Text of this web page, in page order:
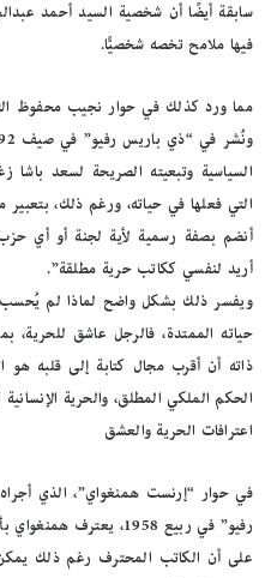
سابقة أيضًا أن شخصية السيد أحمد
فيها ملامح تخصه شخصيًّا.
مما ورد كذلك في حوار نجيب محفوظ
التي فعلها في حياته، ورغم ذلك،
أنضم بصفة رسمية لأية لجنة أو أي
أريد لنفسي ككاتب حرية مطلقة”.
ويفسر ذلك بشكل واضح لماذا لم
حياته الممتدة، فالرجل عاشق للحرية،
ذاته أن أقرب مجال كتابة إلى قلبه هو
الحكم الملكي المطلق، والحرية
اعترافات الحرية والعشق
في حوار “إرنست همنغواي”، الذي
رفيو” في ربيع 1958،
على أن الكاتب المحترف رغم ذلك